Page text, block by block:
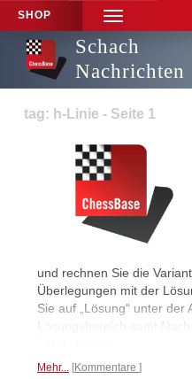
SHOP
TOGGLE
NAVIGATION
Schach
Nachrichten
tag: h-Linie - Seite 1
und rechnen Sie die
Überlegungen mit der
Sie auf „Lösung“ unter der
Lösungsbereich samt
Mehr... Kommentare